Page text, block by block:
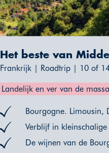
Het beste van
Frankrijk | Roadtrip | 10 of
Landelijk en ver van de massa
Bourgogne. Limousin,
Verblijf in
De wijnen van de